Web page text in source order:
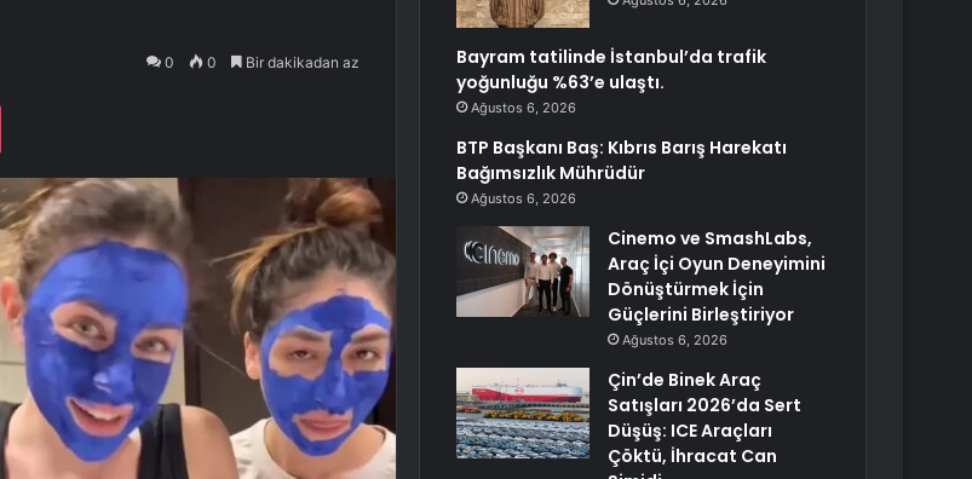
0 0 Bir dakikadan az
Pocket
Bayram tatilinde İstanbul’da trafik
yoğunluğu %63’e ulaştı.
Ağustos 6, 2026
BTP Başkanı Baş: Kıbrıs Barış Harekatı
Bağımsızlık Mührüdür
Ağustos 6, 2026
Cinemo ve SmashLabs,
Araç İçi Oyun Deneyimini
Dönüştürmek İçin
Güçlerini Birleştiriyor
Ağustos 6, 2026
Çin’de Binek Araç
Satışları 2026’da Sert
Düşüş: ICE Araçları
Çöktü, İhracat Can